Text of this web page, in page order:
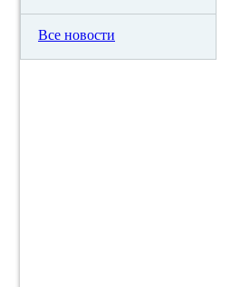
Все новости